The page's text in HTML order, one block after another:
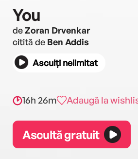
You
deZoran Drvenkar
citită de Ben Addis
Asculți nelimitat
16h 26m Adaugă la
Ascultă gratuit